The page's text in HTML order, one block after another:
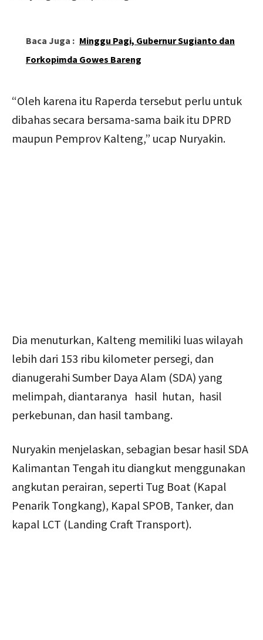
Baca Juga : Minggu Pagi, Gubernur Sugianto dan
Forkopimda Gowes Bareng
“Oleh karena itu Raperda tersebut perlu untuk
dibahas secara bersama-sama baik itu DPRD
maupun Pemprov Kalteng,” ucap Nuryakin.
Dia menuturkan, Kalteng memiliki luas wilayah
lebih dari 153 ribu kilometer persegi, dan
dianugerahi Sumber Daya Alam (SDA) yang
melimpah, diantaranya hasil hutan, hasil
perkebunan, dan hasil tambang.
Nuryakin menjelaskan, sebagian besar hasil SDA
Kalimantan Tengah itu diangkut menggunakan
angkutan perairan, seperti Tug Boat (Kapal
Penarik Tongkang), Kapal SPOB, Tanker, dan
kapal LCT (Landing Craft Transport).